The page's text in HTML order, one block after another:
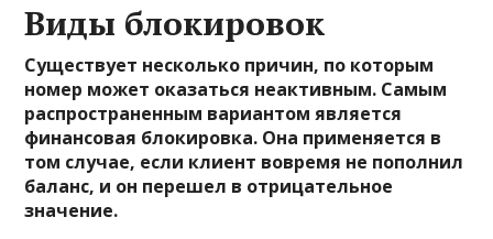
Виды блокировок
Существует несколько причин, по которым
номер может оказаться неактивным. Самым
распространенным вариантом является
финансовая блокировка. Она применяется в
том случае, если клиент вовремя не пополнил
баланс, и он перешел в отрицательное
значение.